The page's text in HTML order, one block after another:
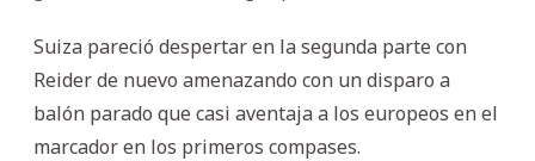
Suiza pareció despertar en la segunda parte con
Reider de nuevo amenazando con un disparo a
balón parado que casi aventaja a los europeos en el
marcador en los primeros compases.